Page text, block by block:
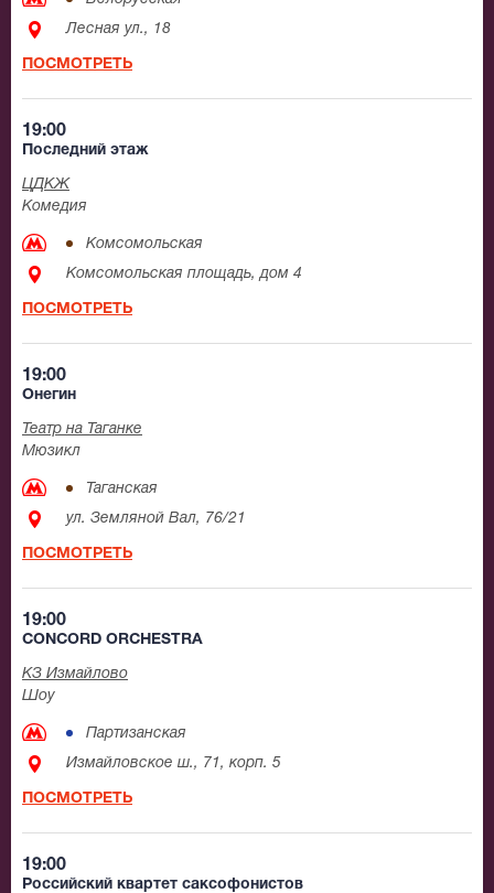
Лесная ул., 18
ПОСМОТРЕТЬ
19:00
Последний этаж
ЦДКЖ
Комедия
Комсомольская
Комсомольская площадь, дом 4
ПОСМОТРЕТЬ
19:00
Онегин
Театр на Таганке
Мюзикл
Таганская
ул. Земляной Вал, 76/21
ПОСМОТРЕТЬ
19:00
CONCORD ORCHESTRA
КЗ Измайлово
Шоу
Партизанская
Измайловское ш., 71, корп. 5
ПОСМОТРЕТЬ
19:00
Российский квартет саксофонистов